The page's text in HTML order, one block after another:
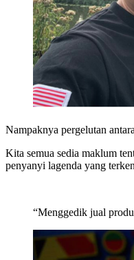
Nampaknya pergelutan
Kita semua sedia maklum
penyanyi lagenda yang
“Menggedik jual